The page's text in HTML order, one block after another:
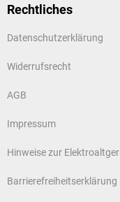
Rechtliches
Datenschutzerklärung
Widerrufsrecht
AGB
Impressum
Hinweise zur
Barrierefreiheitserklärung